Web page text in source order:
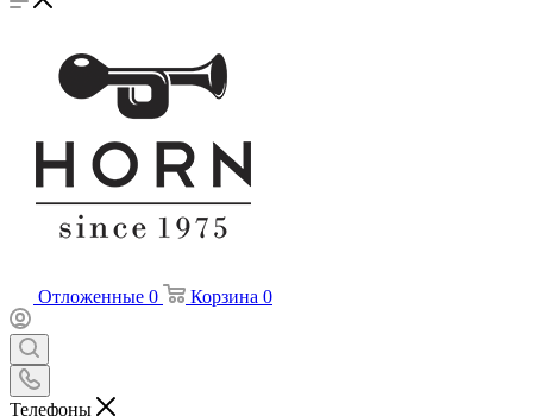
Отложенные 0 Корзина 0
Телефоны